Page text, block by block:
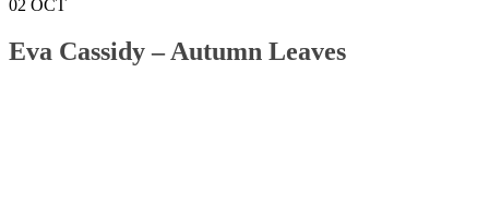
02 OCT
Eva Cassidy – Autumn Leaves